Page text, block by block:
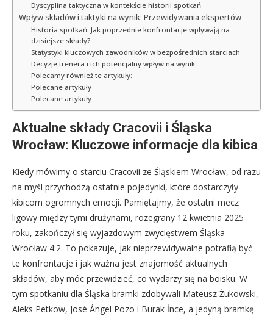
Dyscyplina taktyczna w kontekście historii spotkań
Wpływ składów i taktyki na wynik: Przewidywania ekspertów
Historia spotkań: Jak poprzednie konfrontacje wpływają na
dzisiejsze składy?
Statystyki kluczowych zawodników w bezpośrednich starciach
Decyzje trenera i ich potencjalny wpływ na wynik
Polecamy również te artykuły:
Polecane artykuły
Polecane artykuły
Aktualne składy Cracovii i Śląska
Wrocław: Kluczowe informacje dla kibica
Kiedy mówimy o starciu Cracovii ze Śląskiem Wrocław, od razu
na myśl przychodzą ostatnie pojedynki, które dostarczyły
kibicom ogromnych emocji. Pamiętajmy, że ostatni mecz
ligowy między tymi drużynami, rozegrany 12 kwietnia 2025
roku, zakończył się wyjazdowym zwycięstwem Śląska
Wrocław 4:2. To pokazuje, jak nieprzewidywalne potrafią być
te konfrontacje i jak ważna jest znajomość aktualnych
składów, aby móc przewidzieć, co wydarzy się na boisku. W
tym spotkaniu dla Śląska bramki zdobywali Mateusz Żukowski,
Aleks Petkow, José Ángel Pozo i Burak İnce, a jedyną bramkę